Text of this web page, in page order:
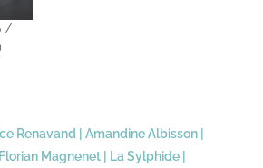
/
Renavand | Amandine Albisson|
Florian Magnenet| La Sylphide|